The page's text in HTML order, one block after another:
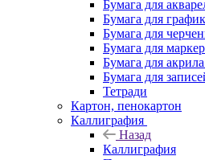
Бумага для
Бумага для
Бумага для
Бумага для
Бумага для
Бумага для
Тетради
Картон, пенокартон
Каллиграфия
Назад
Каллиграфия